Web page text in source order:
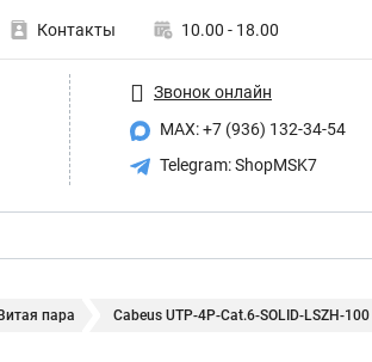
Контакты 10.00 - 18.00
Звонок онлайн
MAX: +7 (936) 132-34-54
Telegram: ShopMSK7
Витая пара Cabeus UTP-4P-Cat.6-SOLID-LSZH-